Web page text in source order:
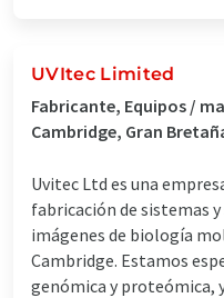
UVItec Limited
Fabricante, Equipos /
Cambridge, Gran
Uvitec Ltd es una
fabricación de sistemas
imágenes de biología
Cambridge. Estamos
genómica y proteómica,